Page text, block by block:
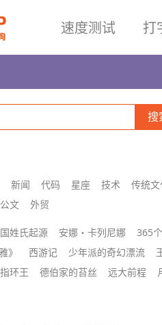
速度测试 打
新闻 代码 星座 技术 传统
公文 外贸
姓氏起源 安娜・卡列尼娜 365
》 西游记 少年派的奇幻漂流
指环王 德伯家的苔丝 远大前程